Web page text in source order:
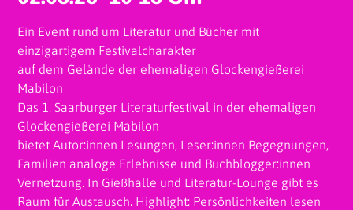
Ein Event rund um Literatur und Bücher mit
einzigartigem Festivalcharakter
auf dem Gelände der ehemaligen Glockengießerei
Mabilon
Das 1. Saarburger Literaturfestival in der ehemaligen
Glockengießerei Mabilon
bietet Autor:innen Lesungen, Leser:innen Begegnungen,
Familien analoge Erlebnisse und Buchblogger:innen
Vernetzung. In Gießhalle und Literatur-Lounge gibt es
Raum für Austausch. Highlight: Persönlichkeiten lesen